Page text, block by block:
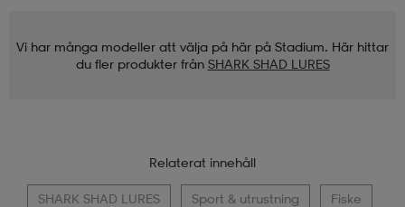
Vi har många modeller att välja på här på Stadium. Här hittar
du fler produkter från SHARK SHAD LURES
Relaterat innehåll
SHARK SHAD LURES Sport & utrustning Fiske